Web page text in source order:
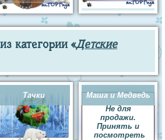
категории «Детские
Тачки
Маша и Медведь
Не для
продажи.
Принять и
посмотреть